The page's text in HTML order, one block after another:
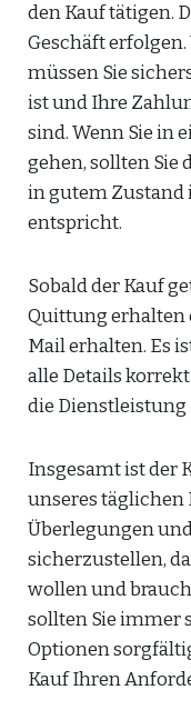
den Kauf tätigen.
Geschäft
müssen Sie
ist und Ihre
sind. Wenn Sie in
gehen, sollten Sie
in gutem
entspricht.
Sobald der Kauf
Quittung erhalten
Mail erhalten. Es
alle Details
die
Insgesamt ist der
unseres täglichen
Überlegungen
sicherzustellen,
wollen und
sollten Sie immer
Optionen
Kauf Ihren